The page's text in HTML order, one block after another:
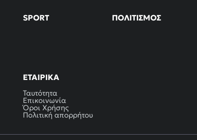
SPORT ΠΟΛΙΤΙΣΜΌΣ
ΕΤΑΙΡΙΚΆ
Ταυτότητα
Επικοινωνία
Όροι Χρήσης
Πολιτική απορρήτου